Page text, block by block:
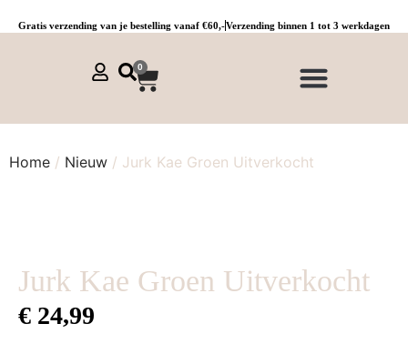
Gratis verzending van je bestelling vanaf €60,-Verzending binnen 1 tot 3 werkdagen
0
Home / Nieuw / Jurk Kae Groen Uitverkocht
Jurk Kae Groen Uitverkocht
€ 24,99